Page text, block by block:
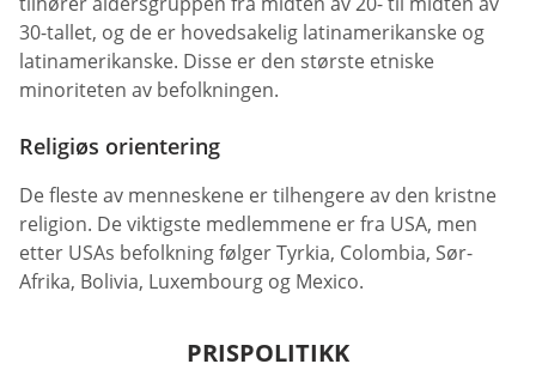
30-tallet, og de er hovedsakelig latinamerikanske og
latinamerikanske. Disse er den største etniske
minoriteten av befolkningen.
Religiøs orientering
De fleste av menneskene er tilhengere av den kristne
religion. De viktigste medlemmene er fra USA, men
etter USAs befolkning følger Tyrkia, Colombia, Sør-
Afrika, Bolivia, Luxembourg og Mexico.
PRISPOLITIKK